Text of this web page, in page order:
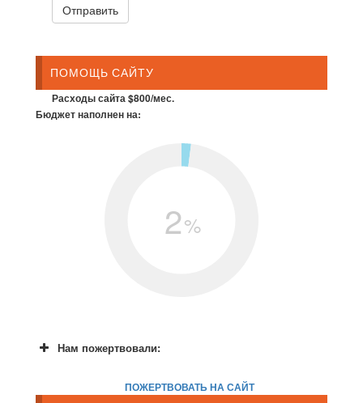
ПОМОЩЬ САЙТУ
Расходы сайта $800/мес.
Бюджет наполнен на:
2%
Нам пожертвовали:
ПОЖЕРТВОВАТЬ НА САЙТ